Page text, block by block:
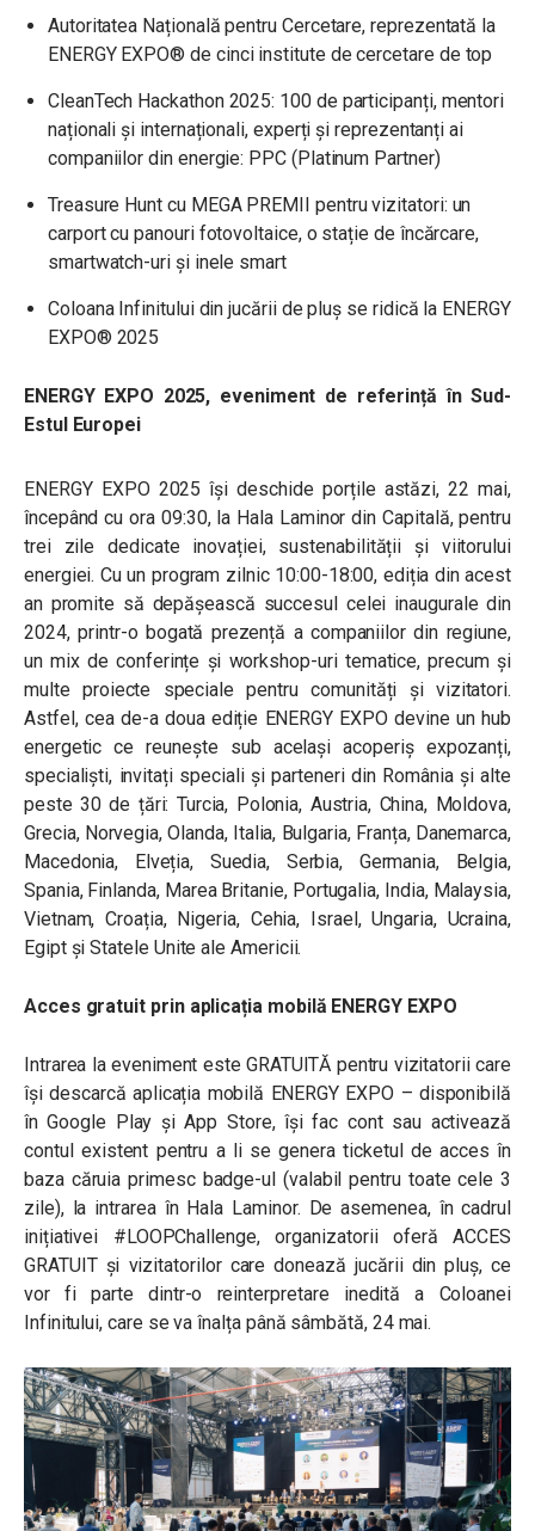
Autoritatea Națională pentru Cercetare, reprezentată la
ENERGY EXPO® de cinci institute de cercetare de top
CleanTech Hackathon 2025: 100 de participanți, mentori
naționali și internaționali, experți și reprezentanți ai
companiilor din energie: PPC (Platinum Partner)
Treasure Hunt cu MEGA PREMII pentru vizitatori: un
carport cu panouri fotovoltaice, o stație de încărcare,
smartwatch-uri și inele smart
Coloana Infinitului din jucării de pluș se ridică la ENERGY
EXPO® 2025
ENERGY EXPO 2025, eveniment de referință în Sud-
Estul Europei
ENERGY EXPO 2025 își deschide porțile astăzi, 22 mai,
începând cu ora 09:30, la Hala Laminor din Capitală, pentru
trei zile dedicate inovației, sustenabilității și viitorului
energiei. Cu un program zilnic 10:00-18:00, ediția din acest
an promite să depășească succesul celei inaugurale din
2024, printr-o bogată prezență a companiilor din regiune,
un mix de conferințe și workshop-uri tematice, precum și
multe proiecte speciale pentru comunități și vizitatori.
Astfel, cea de-a doua ediție ENERGY EXPO devine un hub
energetic ce reunește sub același acoperiș expozanți,
specialiști, invitați speciali și parteneri din România și alte
peste 30 de țări: Turcia, Polonia, Austria, China, Moldova,
Grecia, Norvegia, Olanda, Italia, Bulgaria, Franța, Danemarca,
Macedonia, Elveția, Suedia, Serbia, Germania, Belgia,
Spania, Finlanda, Marea Britanie, Portugalia, India, Malaysia,
Vietnam, Croația, Nigeria, Cehia, Israel, Ungaria, Ucraina,
Egipt și Statele Unite ale Americii.
Acces gratuit prin aplicația mobilă ENERGY EXPO
Intrarea la eveniment este GRATUITĂ pentru vizitatorii care
își descarcă aplicația mobilă ENERGY EXPO – disponibilă
în Google Play și App Store, își fac cont sau activează
contul existent pentru a li se genera ticketul de acces în
baza căruia primesc badge-ul (valabil pentru toate cele 3
zile), la intrarea în Hala Laminor. De asemenea, în cadrul
inițiativei #LOOPChallenge, organizatorii oferă ACCES
GRATUIT și vizitatorilor care donează jucării din pluș, ce
vor fi parte dintr-o reinterpretare inedită a Coloanei
Infinitului, care se va înalța până sâmbătă, 24 mai.